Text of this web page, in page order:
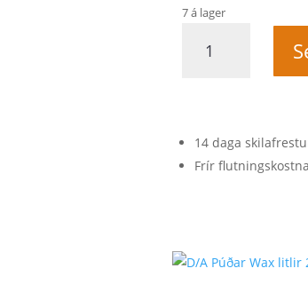
7 á lager
Alloy
quantity
14 daga
Frír